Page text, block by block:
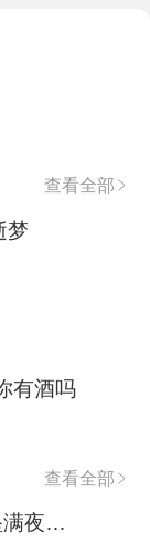
查看全部
梦
有酒吗
查看全部
明月思念夜 | 银色的月光坠满夜的思绪